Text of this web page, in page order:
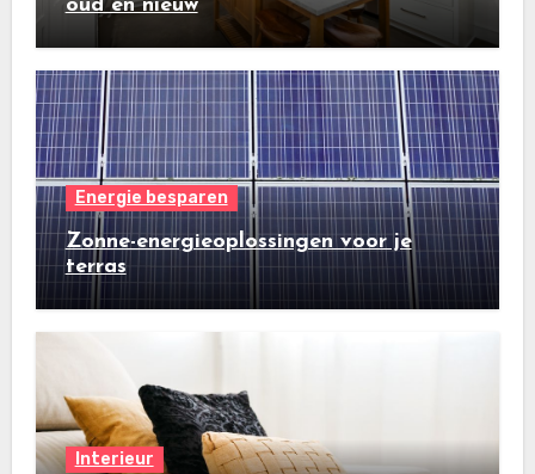
oud en nieuw
Energie besparen
Zonne-energieoplossingen voor je
terras
Interieur